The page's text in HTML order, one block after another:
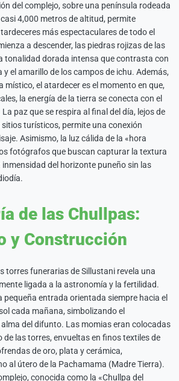
del complejo, sobre una península rodeada
4,000 metros de altitud, permite
más espectaculares de todo el
a descender, las piedras rojizas de las
tonalidad dorada intensa que contrasta con
el amarillo de los campos de ichu. Además,
místico, el atardecer es el momento en que,
la energía de la tierra se conecta con el
paz que se respira al final del día, lejos de
turísticos, permite una conexión
Asimismo, la luz cálida de la «hora
fotógrafos que buscan capturar la textura
inmensidad del horizonte puneño sin las
de las Chullpas:
y Construcción
torres funerarias de Sillustani revela una
ligada a la astronomía y la fertilidad.
pequeña entrada orientada siempre hacia el
cada mañana, simbolizando el
del difunto. Las momias eran colocadas
las torres, envueltas en finos textiles de
de oro, plata y cerámica,
al útero de la Pachamama (Madre Tierra).
conocida como la «Chullpa del